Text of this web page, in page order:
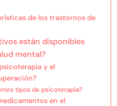
de los trastornos de
están disponibles
mental?
y el
tipos de psicoterapia?
en el